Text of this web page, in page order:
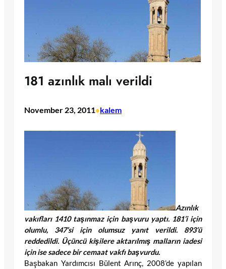
181 azınlık malı verildi
November 23, 2011•kalem
Azınlık
vakıfları 1410 taşınmaz için başvuru yaptı. 181’i için
olumlu, 347’si için olumsuz yanıt verildi. 893’ü
reddedildi. Üçüncü kişilere aktarılmış malların iadesi
için ise sadece bir cemaat vakfı başvurdu.
Başbakan Yardımcısı Bülent Arınç, 2008’de yapılan